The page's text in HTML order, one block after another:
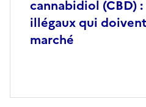
cannabidiol (CBD)
illégaux qui
marché